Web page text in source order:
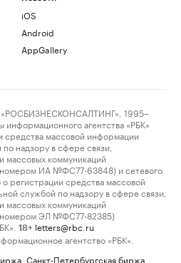
iOS
Android
AppGallery
1995–
агентства «РБК»
средства массовой информации
надзору в сфере связи,
массовых коммуникаций
номером ИА №ФС77-63848) и сетевого
о регистрации средства массовой
службой по надзору в сфере связи,
массовых коммуникаций
номером ЭЛ №ФС77-82385)
18+ letters@rbc.ru
агентство «РБК».
Санкт-Петербургская биржа